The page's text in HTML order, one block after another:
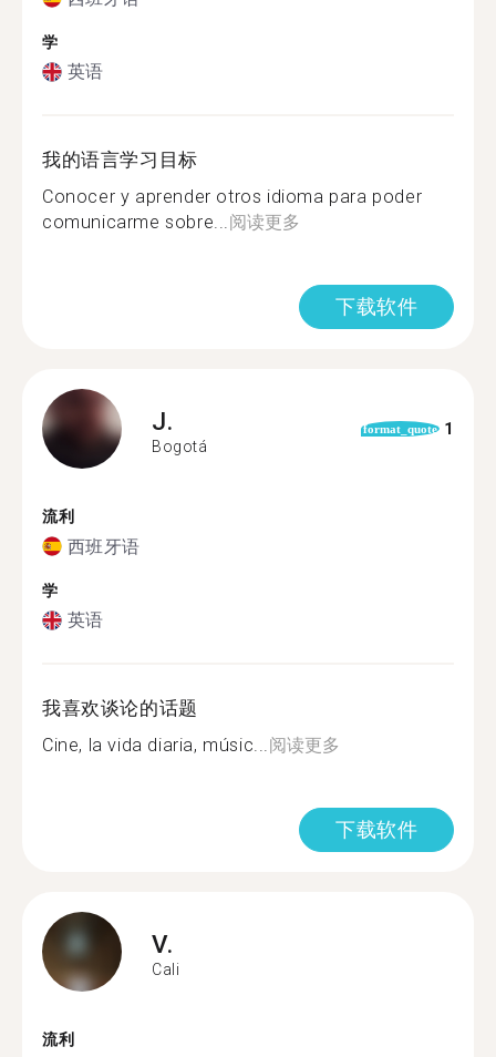
学
英语
我的语言学习目标
Conocer y aprender otros idioma para poder
comunicarme sobre...阅读更多
下载软件
J.
Bogotá
format_quote 1
流利
西班牙语
学
英语
我喜欢谈论的话题
Cine, la vida diaria, músic...阅读更多
下载软件
V.
Cali
流利